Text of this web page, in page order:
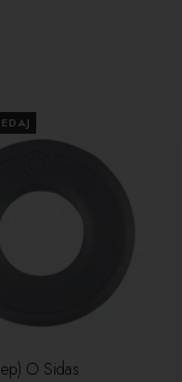
O Sidas